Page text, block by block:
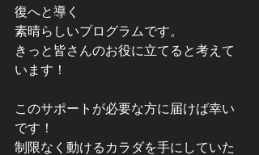
復へと導く
素晴らしいプログラムです。
きっと皆さんのお役に立てると考えて
います！
このサポートが必要な方に届けば幸い
です！
制限なく動けるカラダを手にしていた